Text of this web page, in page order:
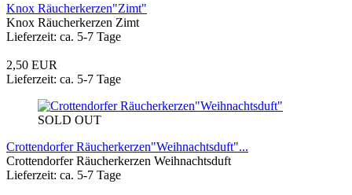
Knox Räucherkerzen"Zimt"
Knox Räucherkerzen Zimt
Lieferzeit: ca. 5-7 Tage
2,50 EUR
Lieferzeit: ca. 5-7 Tage
SOLD OUT
Crottendorfer Räucherkerzen"Weihnachtsduft"...
Crottendorfer Räucherkerzen Weihnachtsduft
Lieferzeit: ca. 5-7 Tage